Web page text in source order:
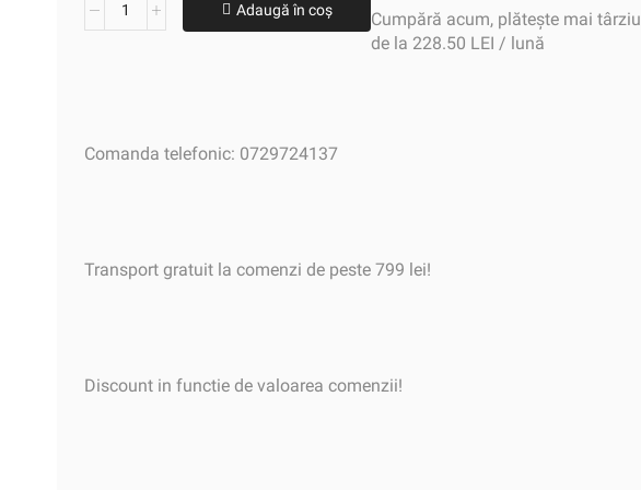
Adaugă în coș
Cumpără acum, plătește mai târziu
de la 228.50 LEI / lună
Comanda telefonic: 0729724137
Transport gratuit la comenzi de peste 799 lei!
Discount in functie de valoarea comenzii!